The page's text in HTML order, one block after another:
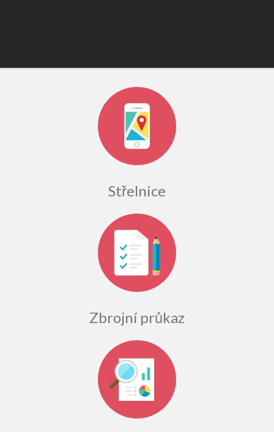
Střelnice
Zbrojní průkaz